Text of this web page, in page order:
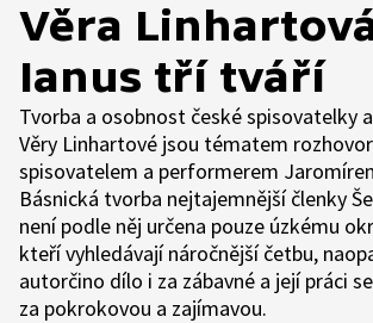
Věra
Ianus tří tváří
Tvorba a osobnost české spisovatelky
Věry Linhartové jsou tématem
spisovatelem a performerem
Básnická tvorba nejtajemnější členky
není podle něj určena pouze úzkému
kteří vyhledávají náročnější četbu,
autorčino dílo i za zábavné a její práci
za pokrokovou a zajímavou.